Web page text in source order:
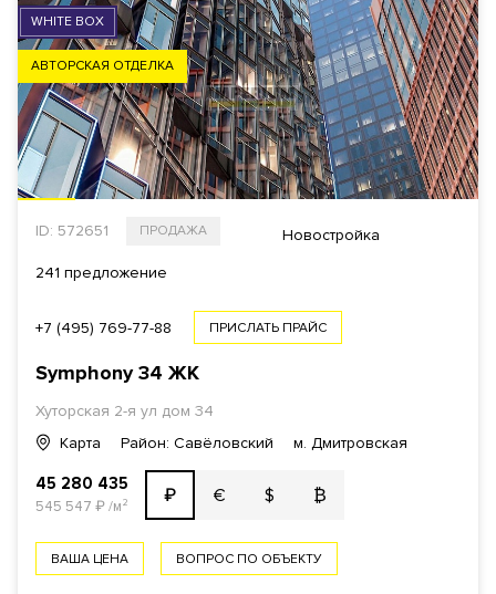
WHITE BOX
АВТОРСКАЯ ОТДЕЛКА
ID: 572651 ПРОДАЖА Новостройка
241 предложение
+7 (495) 769-77-88 ПРИСЛАТЬ ПРАЙС
Symphony 34 ЖК
Хуторская 2-я ул дом 34
Карта
Район: Савёловский м. Дмитровская
45 280 435
545 547 ₽/м² ₽ € $ ₿
ВАША ЦЕНА ВОПРОС ПО ОБЪЕКТУ